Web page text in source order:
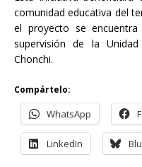
comunidad educativa del
el proyecto se
supervisión de la
Chonchi.
Compártelo:
WhatsApp
LinkedIn